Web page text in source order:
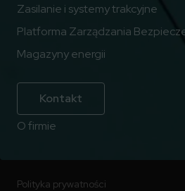
Zasilanie i systemy trakcyjne
Platforma Zarządzania
Magazyny energii
Kontakt
O firmie
Polityka prywatności